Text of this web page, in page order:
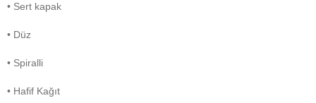
• Sert kapak
• Düz
• Spiralli
• Hafif Kağıt